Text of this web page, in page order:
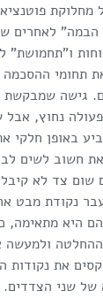
הבמה" לאחרים
תחומי ההסכמה
גישה
נחוץ,
באופן חלקי
חשוב לשים
נקודת מבט
היא
ולמעשה
את נקודות
של שני